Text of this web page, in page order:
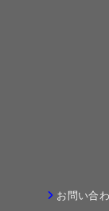
お問い合